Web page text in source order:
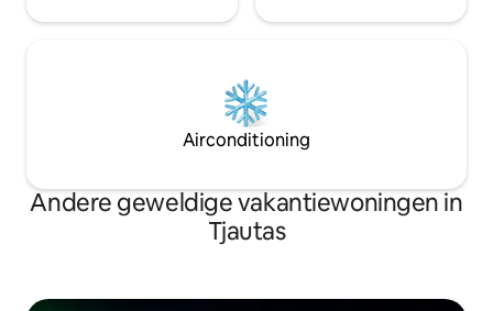
Airconditioning
Andere geweldige vakantiewoningen in
Tjautas